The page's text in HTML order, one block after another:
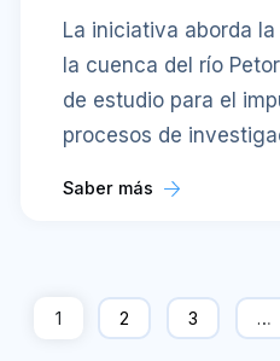
La iniciativa aborda
la cuenca del río
de estudio para el
procesos de
Saber más
1 2 3 …